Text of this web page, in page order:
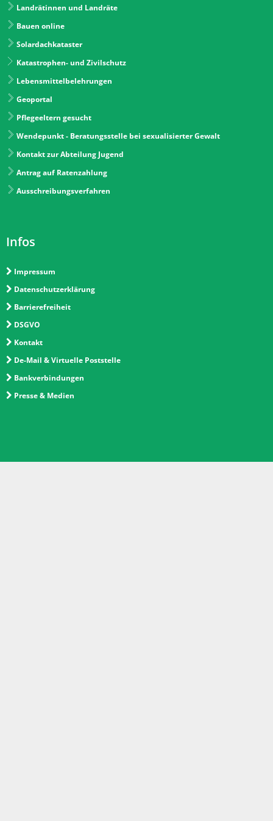
Landrätinnen und Landräte
Bauen online
Solardachkataster
Katastrophen- und Zivilschutz
Lebensmittelbelehrungen
Geoportal
Pflegeeltern gesucht
Wendepunkt - Beratungsstelle bei sexualisierter Gewalt
Kontakt zur Abteilung Jugend
Antrag auf Ratenzahlung
Ausschreibungsverfahren
Infos
Impressum
Datenschutzerklärung
Barrierefreiheit
DSGVO
Kontakt
De-Mail & Virtuelle Poststelle
Bankverbindungen
Presse & Medien